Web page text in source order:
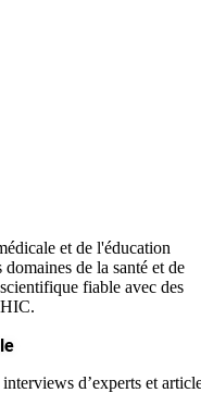
et de l'éducation
de la santé et de
fiable avec des
d’experts et